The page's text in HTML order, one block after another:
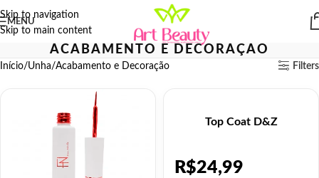
Skip to navigation
Skip to main content
MENU
ACABAMENTO E DECORAÇÃO
Início Unha Acabamento e Decoração Filters
Top Coat D&Z
R$24,99